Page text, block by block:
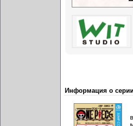
Информация о